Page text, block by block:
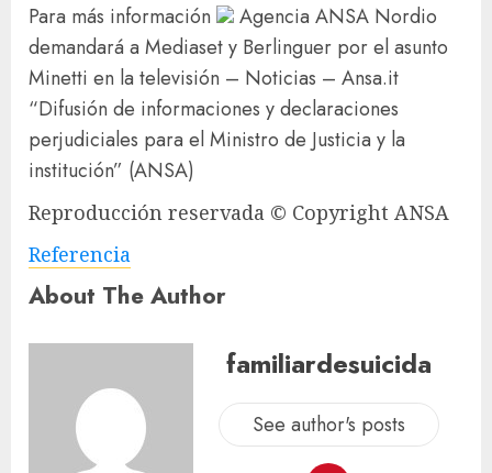
Para más información Agencia ANSA Nordio
demandará a Mediaset y Berlinguer por el asunto
Minetti en la televisión – Noticias – Ansa.it
“Difusión de informaciones y declaraciones
perjudiciales para el Ministro de Justicia y la
institución” (ANSA)
Reproducción reservada © Copyright ANSA
Referencia
About The Author
familiardesuicida
See author's posts